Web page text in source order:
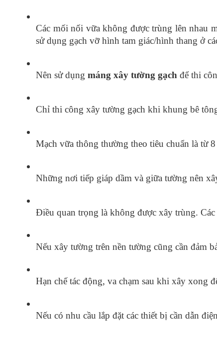
Các mối nối vữa không được trùng lên nhau
sử dụng gạch vỡ hình tam giác/hình thang ở
Nên sử dụng máng xây tường gạch để thi
Chỉ thi công xây tường gạch khi khung bê
Mạch vữa thông thường theo tiêu chuẩn là từ
Những nơi tiếp giáp dầm và giữa tường nên
Điều quan trọng là không được xây trùng.
Nếu xây tường trên nền tường cũng cần đảm
Hạn chế tác động, va chạm sau khi xây xong
Nếu có nhu cầu lắp đặt các thiết bị cần dẫn